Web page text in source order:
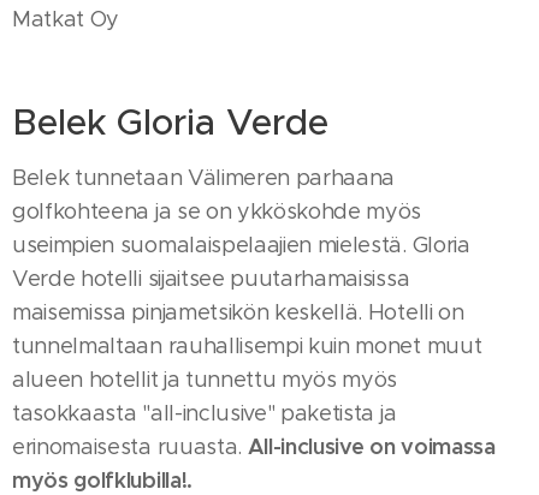
Matkat Oy
Belek Gloria Verde
Belek tunnetaan Välimeren parhaana
golfkohteena ja se on ykköskohde myös
useimpien suomalaispelaajien mielestä. Gloria
Verde hotelli sijaitsee puutarhamaisissa
maisemissa pinjametsikön keskellä. Hotelli on
tunnelmaltaan rauhallisempi kuin monet muut
alueen hotellit ja tunnettu myös myös
tasokkaasta "all-inclusive" paketista ja
erinomaisesta ruuasta. All-inclusive on voimassa
myös golfklubilla!.